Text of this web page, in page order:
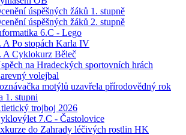
úspěšných žáků 1. stupně
úspěšných žáků 2. stupně
6.C - Lego
A Po stopách Karla IV
A Cyklokurz Běleč
na Hradeckých sportovních hrách
volejbal
motýlů uzavřela přírodovědný rok
1. stupni
trojboj 2026
7.C - Častolovice
do Zahrady léčivých rostlin HK